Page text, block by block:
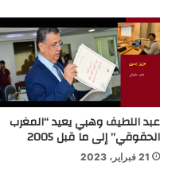
عبد اللطيف وهبي يعيد “المغرب
الحقوقي” إلى ما قبل 2005
21 فبراير، 2023